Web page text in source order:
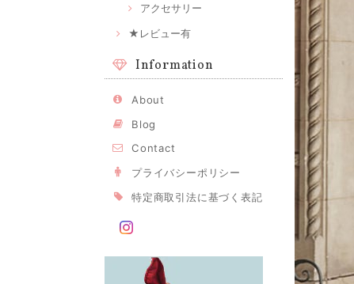
アクセサリー
★レビュー有
Information
About
Blog
Contact
プライバシーポリシー
特定商取引法に基づく表記